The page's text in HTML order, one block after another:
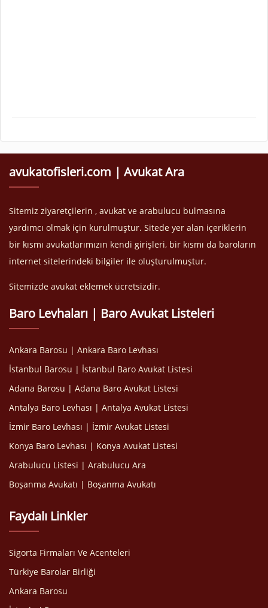
avukatofisleri.com | Avukat Ara
Sitemiz ziyaretçilerin , avukat ve arabulucu bulmasına
yardımcı olmak için kurulmuştur. Sitede yer alan içeriklerin
bir kısmı avukatlarımızın kendi girişleri, bir kısmı da baroların
internet sitelerindeki bilgiler ile oluşturulmuştur.
Sitemizde avukat eklemek ücretsizdir.
Baro Levhaları | Baro Avukat Listeleri
Ankara Barosu | Ankara Baro Levhası
İstanbul Barosu | İstanbul Baro Avukat Listesi
Adana Barosu | Adana Baro Avukat Listesi
Antalya Baro Levhası | Antalya Avukat Listesi
İzmir Baro Levhası | İzmir Avukat Listesi
Konya Baro Levhası | Konya Avukat Listesi
Arabulucu Listesi | Arabulucu Ara
Boşanma Avukatı | Boşanma Avukatı
Faydalı Linkler
Sigorta Firmaları Ve Acenteleri
Türkiye Barolar Birliği
Ankara Barosu